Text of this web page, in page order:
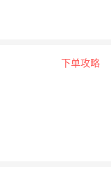
下单攻略